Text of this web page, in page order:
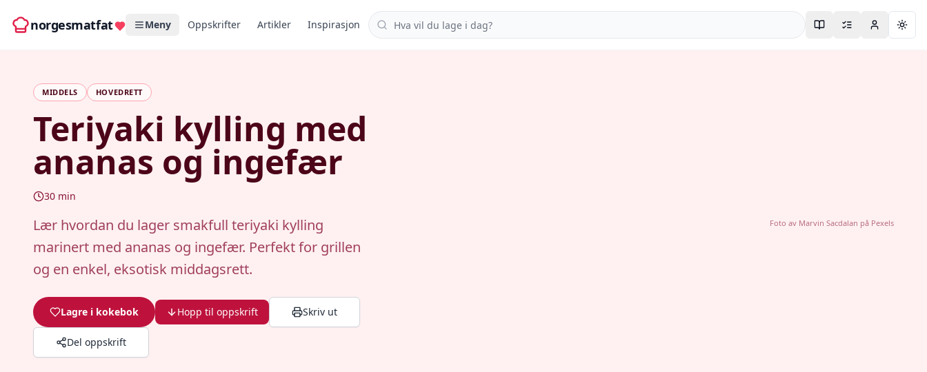
norgesmatfat Meny Oppskrifter Artikler Inspirasjon Søk i oppskrifter
MIDDELS HOVEDRETT
Teriyaki kylling med
ananas og ingefær
30 min
Lær hvordan du lager smakfull teriyaki kylling
marinert med ananas og ingefær. Perfekt for grillen
og en enkel, eksotisk middagsrett.
Lagre i kokebok Hopp til oppskrift Skriv ut
Del oppskrift
Foto av Marvin Sacdalan på Pexels